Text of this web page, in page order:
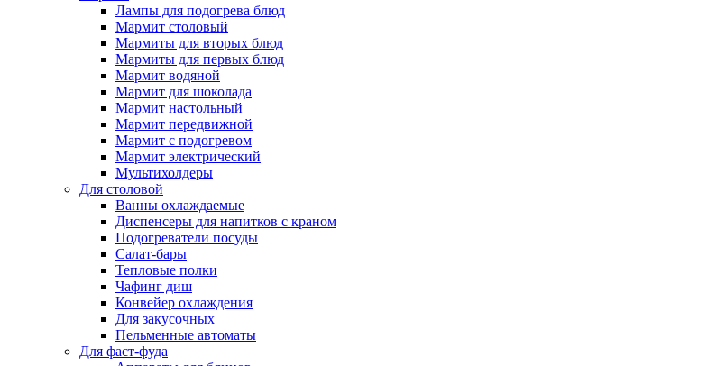
Лампы для подогрева блюд
Мармит столовый
Мармиты для вторых блюд
Мармиты для первых блюд
Мармит водяной
Мармит для шоколада
Мармит настольный
Мармит передвижной
Мармит с подогревом
Мармит электрический
Мультихолдеры
Для столовой
Ванны охлаждаемые
Диспенсеры для напитков с краном
Подогреватели посуды
Салат-бары
Тепловые полки
Чафинг диш
Конвейер охлаждения
Для закусочных
Пельменные автоматы
Для фаст-фуда